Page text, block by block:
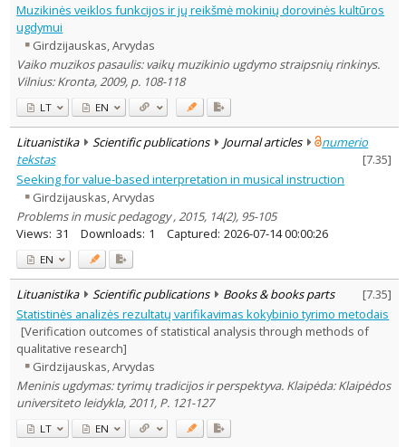
Muzikinės veiklos funkcijos ir jų reikšmė mokinių dorovinės kultūros
ugdymui
Girdzijauskas, Arvydas
Vaiko muzikos pasaulis: vaikų muzikinio ugdymo straipsnių rinkinys.
Vilnius: Kronta, 2009, p. 108-118
LT EN
Lituanistika Scientific publications Journal articles
numerio
tekstas
[7.35]
Seeking for value-based interpretation in musical instruction
Girdzijauskas, Arvydas
Problems in music pedagogy , 2015, 14(2), 95-105
Views: 31 Downloads: 1 Captured: 2026-07-14 00:00:26
EN
Lituanistika Scientific publications Books & books parts [7.35]
Statistinės analizės rezultatų varifikavimas kokybinio tyrimo metodais
[Verification outcomes of statistical analysis through methods of
qualitative research]
Girdzijauskas, Arvydas
Meninis ugdymas: tyrimų tradicijos ir perspektyva. Klaipėda: Klaipėdos
universiteto leidykla, 2011, P. 121-127
LT EN